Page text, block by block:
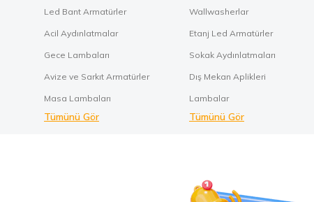
Led Bant Armatürler
Acil Aydınlatmalar
Gece Lambaları
Avize ve Sarkıt Armatürler
Masa Lambaları
Tümünü Gör
Wallwasherlar
Etanj Led Armatürler
Sokak Aydınlatmaları
Dış Mekan Aplikleri
Lambalar
Tümünü Gör